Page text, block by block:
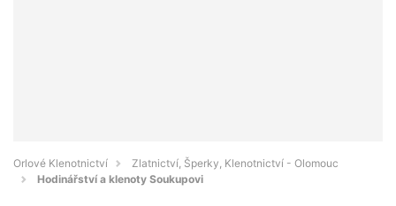
Orlové Klenotnictví
Zlatnictví, Šperky, Klenotnictví - Olomouc
Hodinářství a klenoty Soukupovi